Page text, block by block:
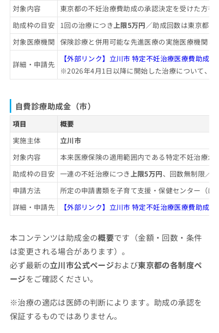
対象内容
東京都の不妊治療費助成の承認決定を受けた方
助成枠の目安
1回の治療につき上限5万円／助成回数は東京都
対象医療機関 保険診療と併用可能な先進医療の実施医療機関
詳細・申請先
【外部リンク】立川市 特定不妊治療医療費助成
※2026年4月1日以降に開始した治療について、
自費診療助成金（市）
項目
概要
実施主体
立川市
対象内容
本来医療保険の適用範囲内である特定不妊治療
助成枠の目安 一連の不妊治療につき上限5万円、回数無制限／
申請方法
所定の申請書類を子育て支援・保健センター（
詳細・申請先
【外部リンク】立川市 特定不妊治療医療費助成
本コンテンツは助成金の概要です（金額・回数・条件
は変更される場合があります）。
必ず最新の立川市公式ページおよび東京都の各制度ペ
ージをご確認ください。
※治療の適応は医師の判断によります。助成の承認を
保証するものではありません。